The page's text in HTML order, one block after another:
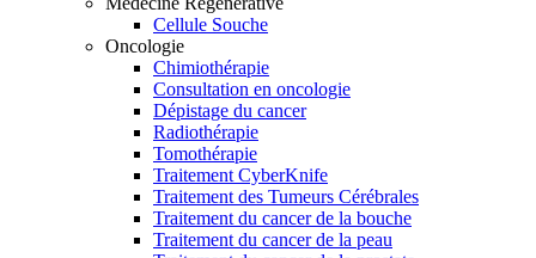
Cellule Souche
Oncologie
Chimiothérapie
Consultation en oncologie
Dépistage du cancer
Radiothérapie
Tomothérapie
Traitement CyberKnife
Traitement des Tumeurs Cérébrales
Traitement du cancer de la bouche
Traitement du cancer de la peau